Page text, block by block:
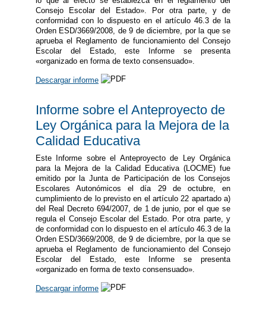
Consejo Escolar del Estado». Por otra parte, y de
conformidad con lo dispuesto en el artículo 46.3 de la
Orden ESD/3669/2008, de 9 de diciembre, por la que se
aprueba el Reglamento de funcionamiento del Consejo
Escolar del Estado, este Informe se presenta
«organizado en forma de texto consensuado».
Descargar informe
Informe sobre el Anteproyecto de
Ley Orgánica para la Mejora de la
Calidad Educativa
Este Informe sobre el Anteproyecto de Ley Orgánica
para la Mejora de la Calidad Educativa (LOCME) fue
emitido por la Junta de Participación de los Consejos
Escolares Autonómicos el día 29 de octubre, en
cumplimiento de lo previsto en el artículo 22 apartado a)
del Real Decreto 694/2007, de 1 de junio, por el que se
regula el Consejo Escolar del Estado. Por otra parte, y
de conformidad con lo dispuesto en el artículo 46.3 de la
Orden ESD/3669/2008, de 9 de diciembre, por la que se
aprueba el Reglamento de funcionamiento del Consejo
Escolar del Estado, este Informe se presenta
«organizado en forma de texto consensuado».
Descargar informe